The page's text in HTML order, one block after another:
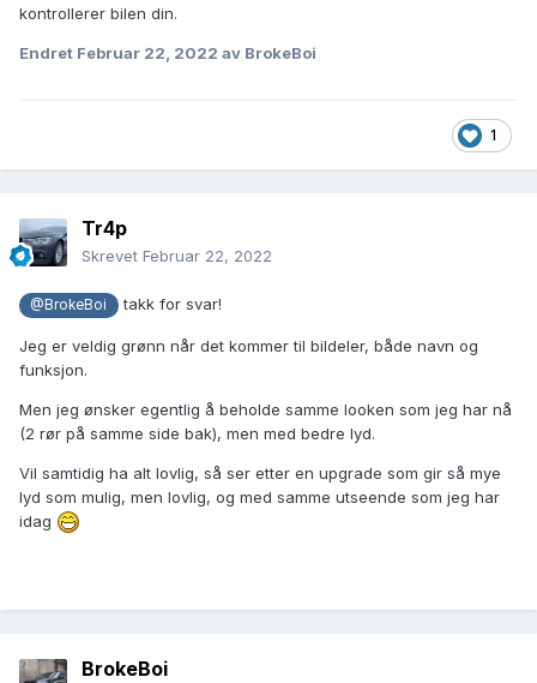
kontrollerer bilen din.
Endret Februar 22, 2022 av BrokeBoi
1
Tr4p
Skrevet Februar 22, 2022
@BrokeBoi takk for svar!
Jeg er veldig grønn når det kommer til bildeler, både navn og
funksjon.
Men jeg ønsker egentlig å beholde samme looken som jeg har nå
(2 rør på samme side bak), men med bedre lyd.
Vil samtidig ha alt lovlig, så ser etter en upgrade som gir så mye
lyd som mulig, men lovlig, og med samme utseende som jeg har
idag
BrokeBoi